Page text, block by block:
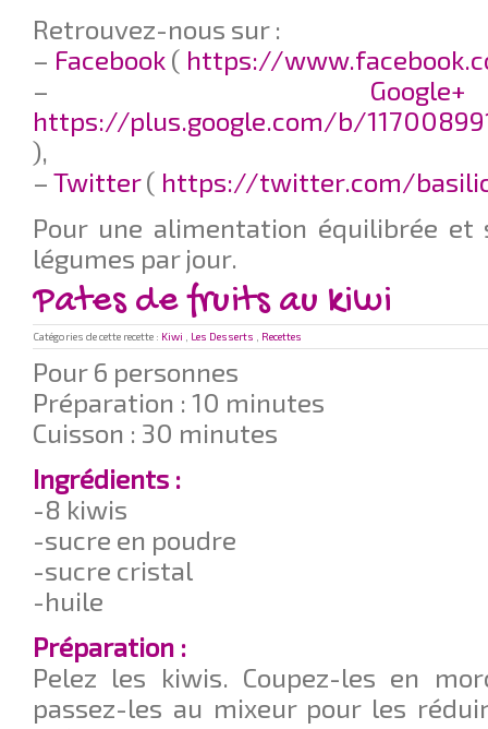
Retrouvez-nous sur :
– Facebook ( https://
–
https://plus.google.com/b/
),
– Twitter( https://twitter.com/
Pour une alimentation équilibrée
légumes par jour.
Pates de fruits au kiwi
Catégories de cette recette : Kiwi Les Desserts Recettes
Pour 6 personnes
Préparation : 10 minutes
Cuisson : 30 minutes
Ingrédients :
-8 kiwis
-sucre en poudre
-sucre cristal
-huile
Préparation :
Pelez les kiwis. Coupez-les en
passez-les au mixeur pour les